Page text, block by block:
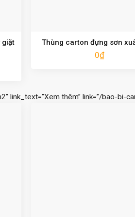
giặt Thùng carton đựng sơn
0₫
link_text=”Xem thêm” link=”/bao-bi-